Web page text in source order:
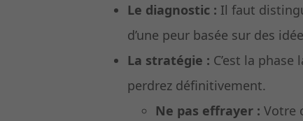
Le diagnostic : Il faut
d’une peur basée sur des
La stratégie : C’est la
perdrez définitivement.
Ne pas effrayer : Votre